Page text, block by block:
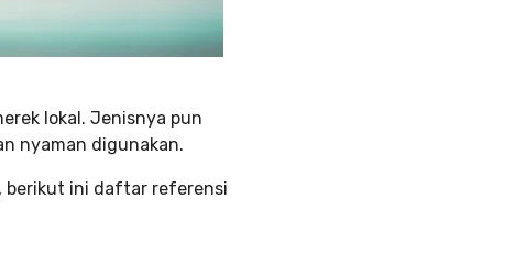
lokal. Jenisnya pun
nyaman digunakan.
berikut ini daftar referensi